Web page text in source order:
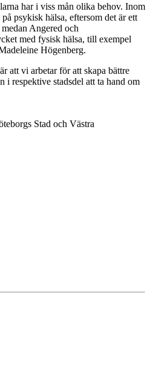
har i viss mån olika behov. Inom
psykisk hälsa, eftersom det är ett
Angered och
med fysisk hälsa, till exempel
Högenberg.
att vi arbetar för att skapa bättre
i respektive stadsdel att ta hand om
Stad och Västra